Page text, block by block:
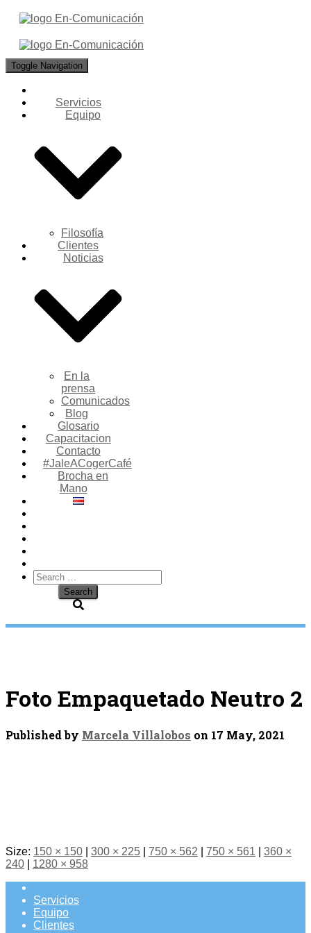
Toggle Navigation
Servicios
Equipo
Filosofía
Clientes
Noticias
En la
prensa
Comunicados
Blog
Glosario
Capacitacion
Contacto
#JaleACogerCafé
Brocha en
Mano
Search
for:
Foto Empaquetado Neutro 2
Published by Marcela Villalobos on 17 May, 2021
Size: 150 × 150 300 × 225 750 × 562 750 × 561
360 ×
240
1280 × 958
Servicios
Equipo
Clientes